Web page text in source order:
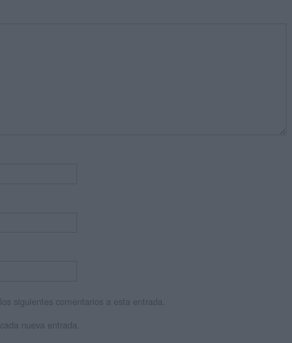
siguientes comentarios a esta entrada.
nueva entrada.